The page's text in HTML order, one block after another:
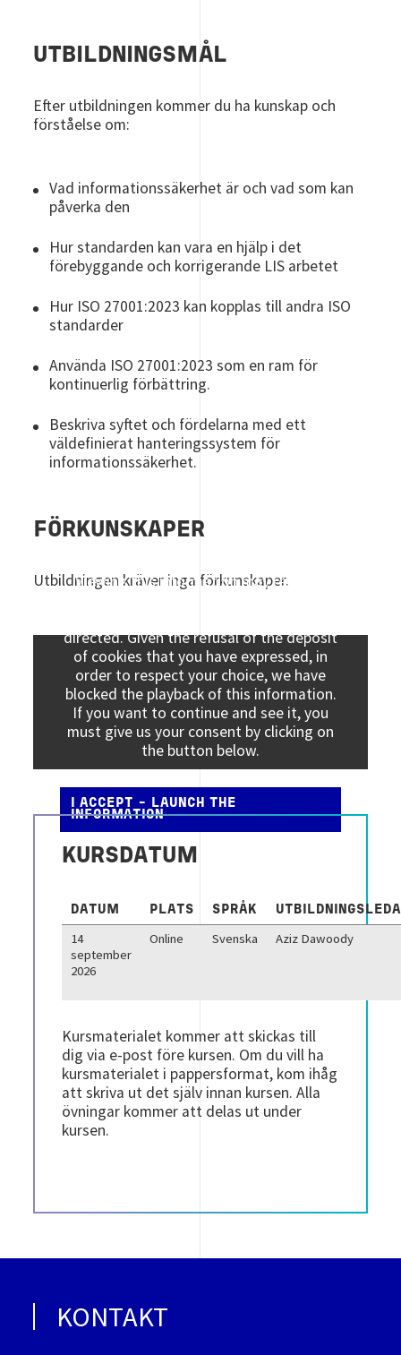
UTBILDNINGSMÅL
Efter utbildningen kommer du ha kunskap och
förståelse om:
Vad informationssäkerhet är och vad som kan
påverka den
Hur standarden kan vara en hjälp i det
förebyggande och korrigerande LIS arbetet
Hur ISO 27001:2023 kan kopplas till andra ISO
standarder
Använda ISO 27001:2023 som en ram för
kontinuerlig förbättring.
Beskriva syftet och fördelarna med ett
väldefinierat hanteringssystem för
informationssäkerhet.
FÖRKUNSKAPER
Utbildningen kräver inga förkunskaper.
Viewing this information may result in
directed. Given the refusal of the deposit
of cookies that you have expressed, in
order to respect your choice, we have
blocked the playback of this information.
If you want to continue and see it, you
must give us your consent by clicking on
the button below.
I ACCEPT - LAUNCH THE
INFORMATION
KURSDATUM
DATUM PLATS SPRÅK
14
september
2026
Online Svenska Aziz Dawoody
Kursmaterialet kommer att skickas till
dig via e-post före kursen. Om du vill ha
kursmaterialet i pappersformat, kom ihåg
att skriva ut det själv innan kursen.Alla
övningar kommer att delas ut under
kursen.
KONTAKT